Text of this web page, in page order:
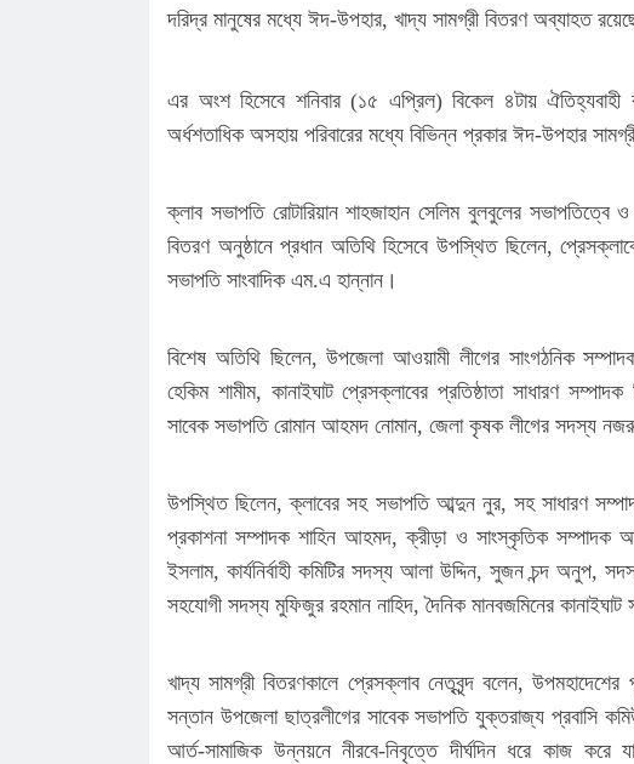
দরিদ্র মানুষের মধ্যে ঈদ-উপহার, খাদ্য সামগ্রী বিতরণ অব্যাহত
এর অংশ হিসেবে শনিবার (১৫ এপ্রিল) বিকেল ৪টায়
অর্ধশতাধিক অসহায় পরিবারের মধ্যে বিভিন্ন প্রকার ঈদ-উপহার
ক্লাব সভাপতি রোটারিয়ান শাহজাহান সেলিম বুলবুলের সভাপতিত্বে ও
বিতরণ অনুষ্ঠানে প্রধান অতিথি হিসেবে উপস্থিত ছিলেন,
সভাপতি সাংবাদিক এম.এ হান্নান।
বিশেষ অতিথি ছিলেন, উপজেলা আওয়ামী লীগের সাংগঠনিক
হেকিম শামীম, কানাইঘাট প্রেসক্লাবের প্রতিষ্ঠাতা সাধারণ
সাবেক সভাপতি রোমান আহমদ নোমান, জেলা কৃষক লীগের সদস্য
উপস্থিত ছিলেন, ক্লাবের সহ সভাপতি আব্দুন নুর, সহ সাধারণ
প্রকাশনা সম্পাদক শাহিন আহমদ, ক্রীড়া ও সাংস্কৃতিক
ইসলাম, কার্যনির্বাহী কমিটির সদস্য আলা উদ্দিন, সুজন চন্দ
সহযোগী সদস্য মুফিজুর রহমান নাহিদ, দৈনিক মানবজমিনের
খাদ্য সামগ্রী বিতরণকালে প্রেসক্লাব নেতৃবৃন্দ বলেন,
সন্তান উপজেলা ছাত্রলীগের সাবেক সভাপতি যুক্তরাজ্য প্রবাসি
আর্ত-সামাজিক উন্নয়নে নীরবে-নিবৃত্তে দীর্ঘদিন ধরে কাজ করে